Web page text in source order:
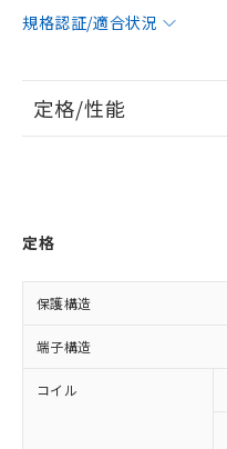
規格認証/適合状況
定格/性能
定格
保護構造
端子構造
コイル